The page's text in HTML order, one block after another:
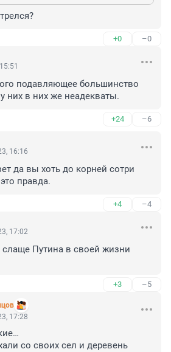
+0 –0
подавляющее большинство
них в них же неадекваты.
+24 –6
16:16
да вы хоть до корней сотри
правда.
+4 –4
17:02
слаще Путина в своей жизни
+3 –5
17:28
со своих сел и деревень